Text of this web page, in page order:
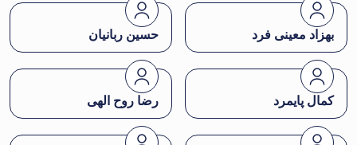
بهزاد معینی فرد حسین ربانیان
کمال پایمرد رضا روح الهی